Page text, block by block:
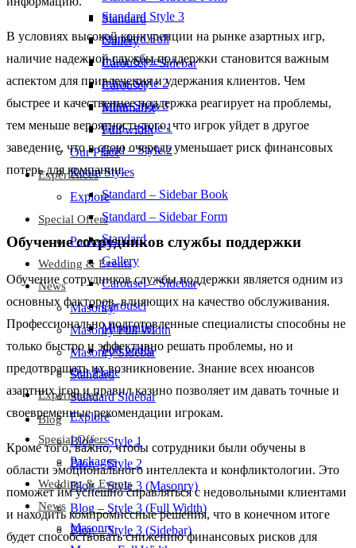
Standard
Gallery
Carousel – Sidebar
Carousel
Minimalist
Full width
Our Place
Experiences
Explore
Special Offers
Packages
Wedding & Events
News
Masonry
Masonry Full Width
Masonry Sidebar
Standard
Standard Sidebar
Blog
Blog – Style 1
Blog – Style 2
Blog – Style 3 (Masonry)
Blog – Style 3 (Full Width)
Blog – Style 3 (Sidebar)
Standard Style 3
Standard Full
Inline Style 1
Inline Style 2
Inline Style 3
Grid – Style 1
Grid – Style 2
Room Styles
Standard – Sidebar Book
Standard – Sidebar Form
Standard
Gallery
Carousel – Sidebar
Carousel
Minimalist
Full width
Our Place
Experiences
Explore
Special Offers
Packages
Wedding & Events
News
Masonry
В условиях высокой конкуренции на рынке азартных игр,
наличие надежной службы поддержки становится важным
аспектом для привлечения и удержания клиентов. Чем
быстрее и качественнее поддержка реагирует на проблемы,
тем меньше вероятность того, что игрок уйдет в другое
заведение, что в свою очередь уменьшает риск финансовых
потерь для компании.
Обучение сотрудников службы поддержки
Обучение сотрудников службы поддержки является одним из
основных факторов, влияющих на качество обслуживания.
Профессионально подготовленные специалисты способны не
только быстро и эффективно решать проблемы, но и
предотвращать их возникновение. Знание всех нюансов
азартних ігор и правил казино позволяет им давать точные и
своевременные рекомендации игрокам.
Кроме того, важно, чтобы сотрудники были обучены в
области эмоционального интеллекта и конфликтологии. Это
поможет им успешно справляться с недовольными клиентами
и находить компромиссные решения, что в конечном итоге
будет способствовать снижению финансовых рисков для